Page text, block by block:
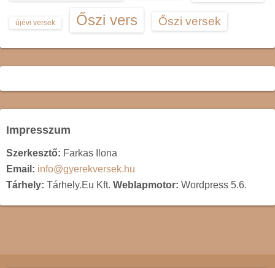
újévi versek Őszi vers Őszi versek
Impresszum
Szerkesztő: Farkas Ilona
Email: info@gyerekversek.hu
Tárhely: Tárhely.Eu Kft. Weblapmotor: Wordpress 5.6.